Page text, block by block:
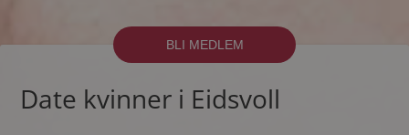
BLI MEDLEM
Date kvinner i Eidsvoll